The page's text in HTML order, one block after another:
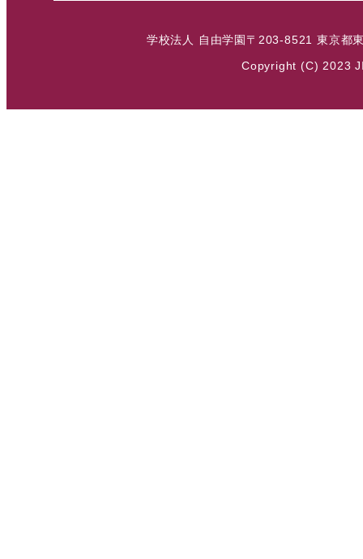
学校法人 自由学園 〒203-8521 東京都
Copyright (C) 2023